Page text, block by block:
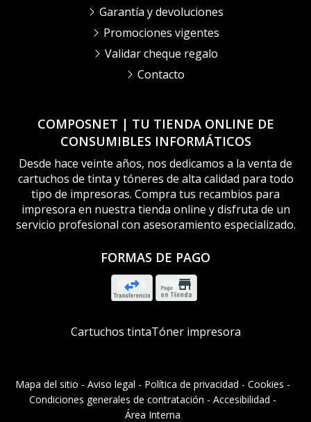
COMPOSNET | TU TIENDA ONLINE DE
CONSUMIBLES INFORMÁTICOS
Desde hace veinte años, nos dedicamos a la venta de
cartuchos de tinta y tóneres de alta calidad para todo
tipo de impresoras. Compra tus recambios para
impresora en nuestra tienda online y disfruta de un
servicio profesional con asesoramiento especializado.
FORMAS DE PAGO
Garantía y devoluciones
Promociones vigentes
Validar cheque regalo
Contacto
Cartuchos tintaTóner impresora
Mapa del sitio - Aviso legal - Política de privacidad - Cookies -
Condiciones generales de contratación - Accesibilidad -
Área Interna